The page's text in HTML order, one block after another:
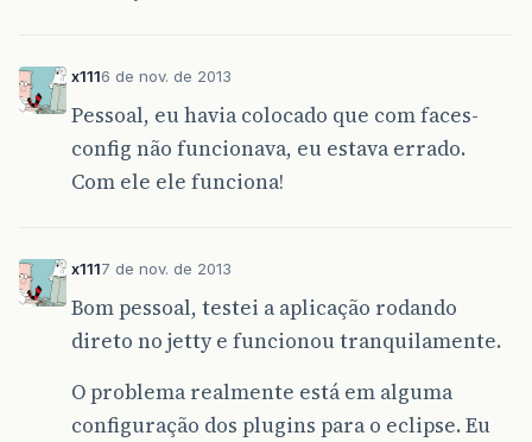
x1116 de nov. de 2013
Pessoal, eu havia colocado que com faces-
config não funcionava, eu estava errado.
Com ele ele funciona!
x1117 de nov. de 2013
Bom pessoal, testei a aplicação rodando
direto no jetty e funcionou tranquilamente.
O problema realmente está em alguma
configuração dos plugins para o eclipse. Eu